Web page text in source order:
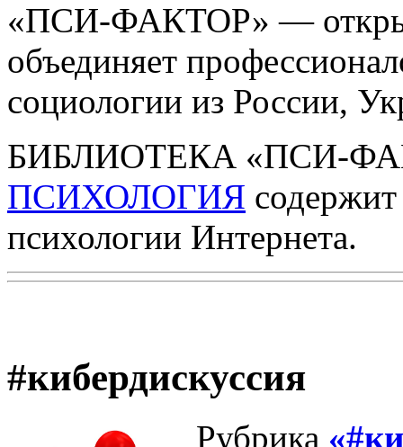
«ПСИ-ФАКТОР» —
объединяет
социологии из России,
БИБЛИОТЕКА «ПСИ-
ПСИХОЛОГИЯ
психологии Интернета.
#кибердискуссия
Рубрика